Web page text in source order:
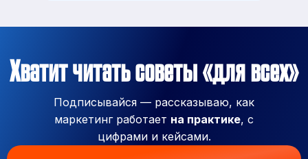
Хватит читать советы «для всех»
Подписывайся — рассказываю, как
маркетинг работает на практике, с
цифрами и кейсами.